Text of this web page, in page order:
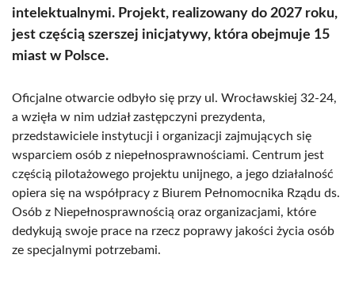
intelektualnymi. Projekt, realizowany do 2027 roku,
jest częścią szerszej inicjatywy, która obejmuje 15
miast w Polsce.
Oficjalne otwarcie odbyło się przy ul. Wrocławskiej 32-24,
a wzięła w nim udział zastępczyni prezydenta,
przedstawiciele instytucji i organizacji zajmujących się
wsparciem osób z niepełnosprawnościami. Centrum jest
częścią pilotażowego projektu unijnego, a jego działalność
opiera się na współpracy z Biurem Pełnomocnika Rządu ds.
Osób z Niepełnosprawnością oraz organizacjami, które
dedykują swoje prace na rzecz poprawy jakości życia osób
ze specjalnymi potrzebami.